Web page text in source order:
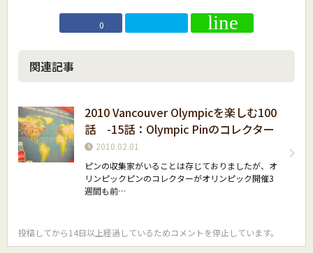
0
関連記事
2010 Vancouver Olympicを楽しむ100
話 -15話：Olympic Pinのコレクター
2010.02.01
ピンの収集家がいることは存じておりましたが、オ
リンピックピンのコレクターがオリンピック開催3
週間も前…
投稿してから14日以上経過しているためコメントを停止しています。